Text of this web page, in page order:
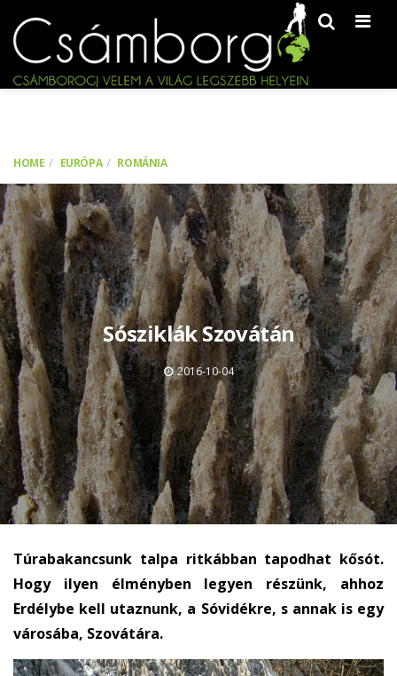
HOME EURÓPA ROMÁNIA
Sósziklák Szovátán
2016-10-04
Túrabakancsunk talpa ritkábban tapodhat kősót.
Hogy ilyen élményben legyen részünk, ahhoz
Erdélybe kell utaznunk, a Sóvidékre, s annak is egy
városába, Szovátára.